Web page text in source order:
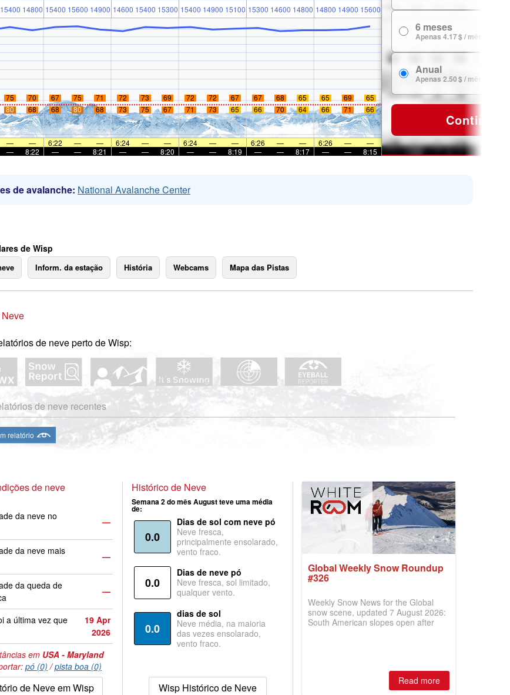
15400 14800 15400 15600 14900 14600 15400 15300 15400 14900 15100 15300 14600 14800 14800 14900 15600
75 70 67 75 71 72 73 69 72 72 67 67 68 65 65 69
65
80 68 68 80 68 73 75 67 71 73 65 66 70 64 66 71 66
— — 6:22 — — 6:24 — — 6:24 — — 6:26 — — 6:26 —
—
— 8:22 — — 8:21 — — 8:20 — — 8:19 — — 8:17 — — 8:15
6 meses
Apenas 4.17 $ / mês
Anual
Apenas 2.50 $ / mês
Continuar
de avalanche: National Avalanche Center
de Wisp
Inform. da estação História Webcams Mapa das Pistas
de neve perto de Wisp:
de neve recentes
relatório
de neve
da neve no
—
da neve mais
—
da queda de
—
a última vez que
19 Apr
2026
em USA - Maryland
pó (0) /pista boa (0)
de Neve em Wisp
Histórico de Neve
Semana 2 do mês August teve uma média
de:
0.0
Dias de sol com neve pó
Neve fresca,
principalmente ensolarado,
vento fraco.
0.0
Dias de neve pó
Neve fresca, sol limitado,
qualquer vento.
0.0
dias de sol
Neve média, na maioria
das vezes ensolarado,
vento fraco.
Wisp Histórico de Neve
Global Weekly Snow Roundup
#326
Weekly Snow News for the Global
snow scene, updated 7 August 2026:
South American slopes open after
two outdoor areas still open.
Read more